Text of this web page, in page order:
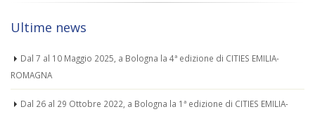
Ultime news
Dal 7 al 10 Maggio 2025, a Bologna la 4ª edizione di CITIES EMILIA-
ROMAGNA
Dal 26 al 29 Ottobre 2022, a Bologna la 1ª edizione di CITIES EMILIA-